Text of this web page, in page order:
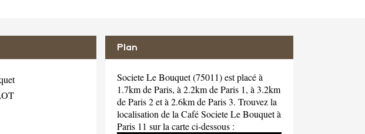
Plan
Societe Le Bouquet (75011) est placé à
1.7km de Paris, à 2.2km de Paris 1, à 3.2km
de Paris 2 et à 2.6km de Paris 3. Trouvez la
localisation de la Café Societe Le Bouquet à
Paris 11 sur la carte ci-dessous :